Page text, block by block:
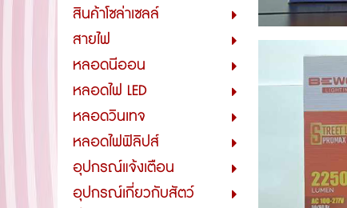
สินค้าโซล่าเซลล์
สายไฟ
หลอดนีออน
หลอดไฟ LED
หลอดวินเทจ
หลอดไฟฟิลิปส์
อุปกรณ์แจ้งเตือน
อุปกรณ์เกี่ยวกับสัตว์